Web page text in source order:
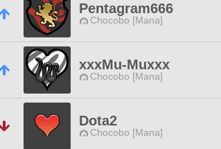
Pentagram666
Chocobo [Mana]
xxxMu-Muxxx
Chocobo [Mana]
Dota2
Chocobo [Mana]